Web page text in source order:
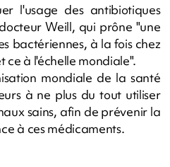
l'usage des antibiotiques
Weill, qui prône "une
bactériennes, à la fois chez
ce à l'échelle mondiale".
mondiale de la santé
à ne plus du tout utiliser
sains, afin de prévenir la
à ces médicaments.